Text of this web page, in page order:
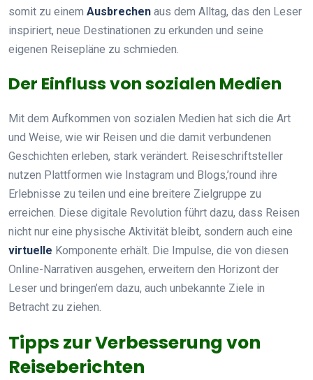
somit zu einem Ausbrechen aus dem Alltag, das den Leser
inspiriert, neue Destinationen zu erkunden und seine
eigenen Reisepläne zu schmieden.
Der Einfluss von sozialen Medien
Mit dem Aufkommen von sozialen Medien hat sich die Art
und Weise, wie wir Reisen und die damit verbundenen
Geschichten erleben, stark verändert. Reiseschriftsteller
nutzen Plattformen wie Instagram und Blogs,’round ihre
Erlebnisse zu teilen und eine breitere Zielgruppe zu
erreichen. Diese digitale Revolution führt dazu, dass Reisen
nicht nur eine physische Aktivität bleibt, sondern auch eine
virtuelle Komponente erhält. Die Impulse, die von diesen
Online-Narrativen ausgehen, erweitern den Horizont der
Leser und bringen’em dazu, auch unbekannte Ziele in
Betracht zu ziehen.
Tipps zur Verbesserung von
Reiseberichten